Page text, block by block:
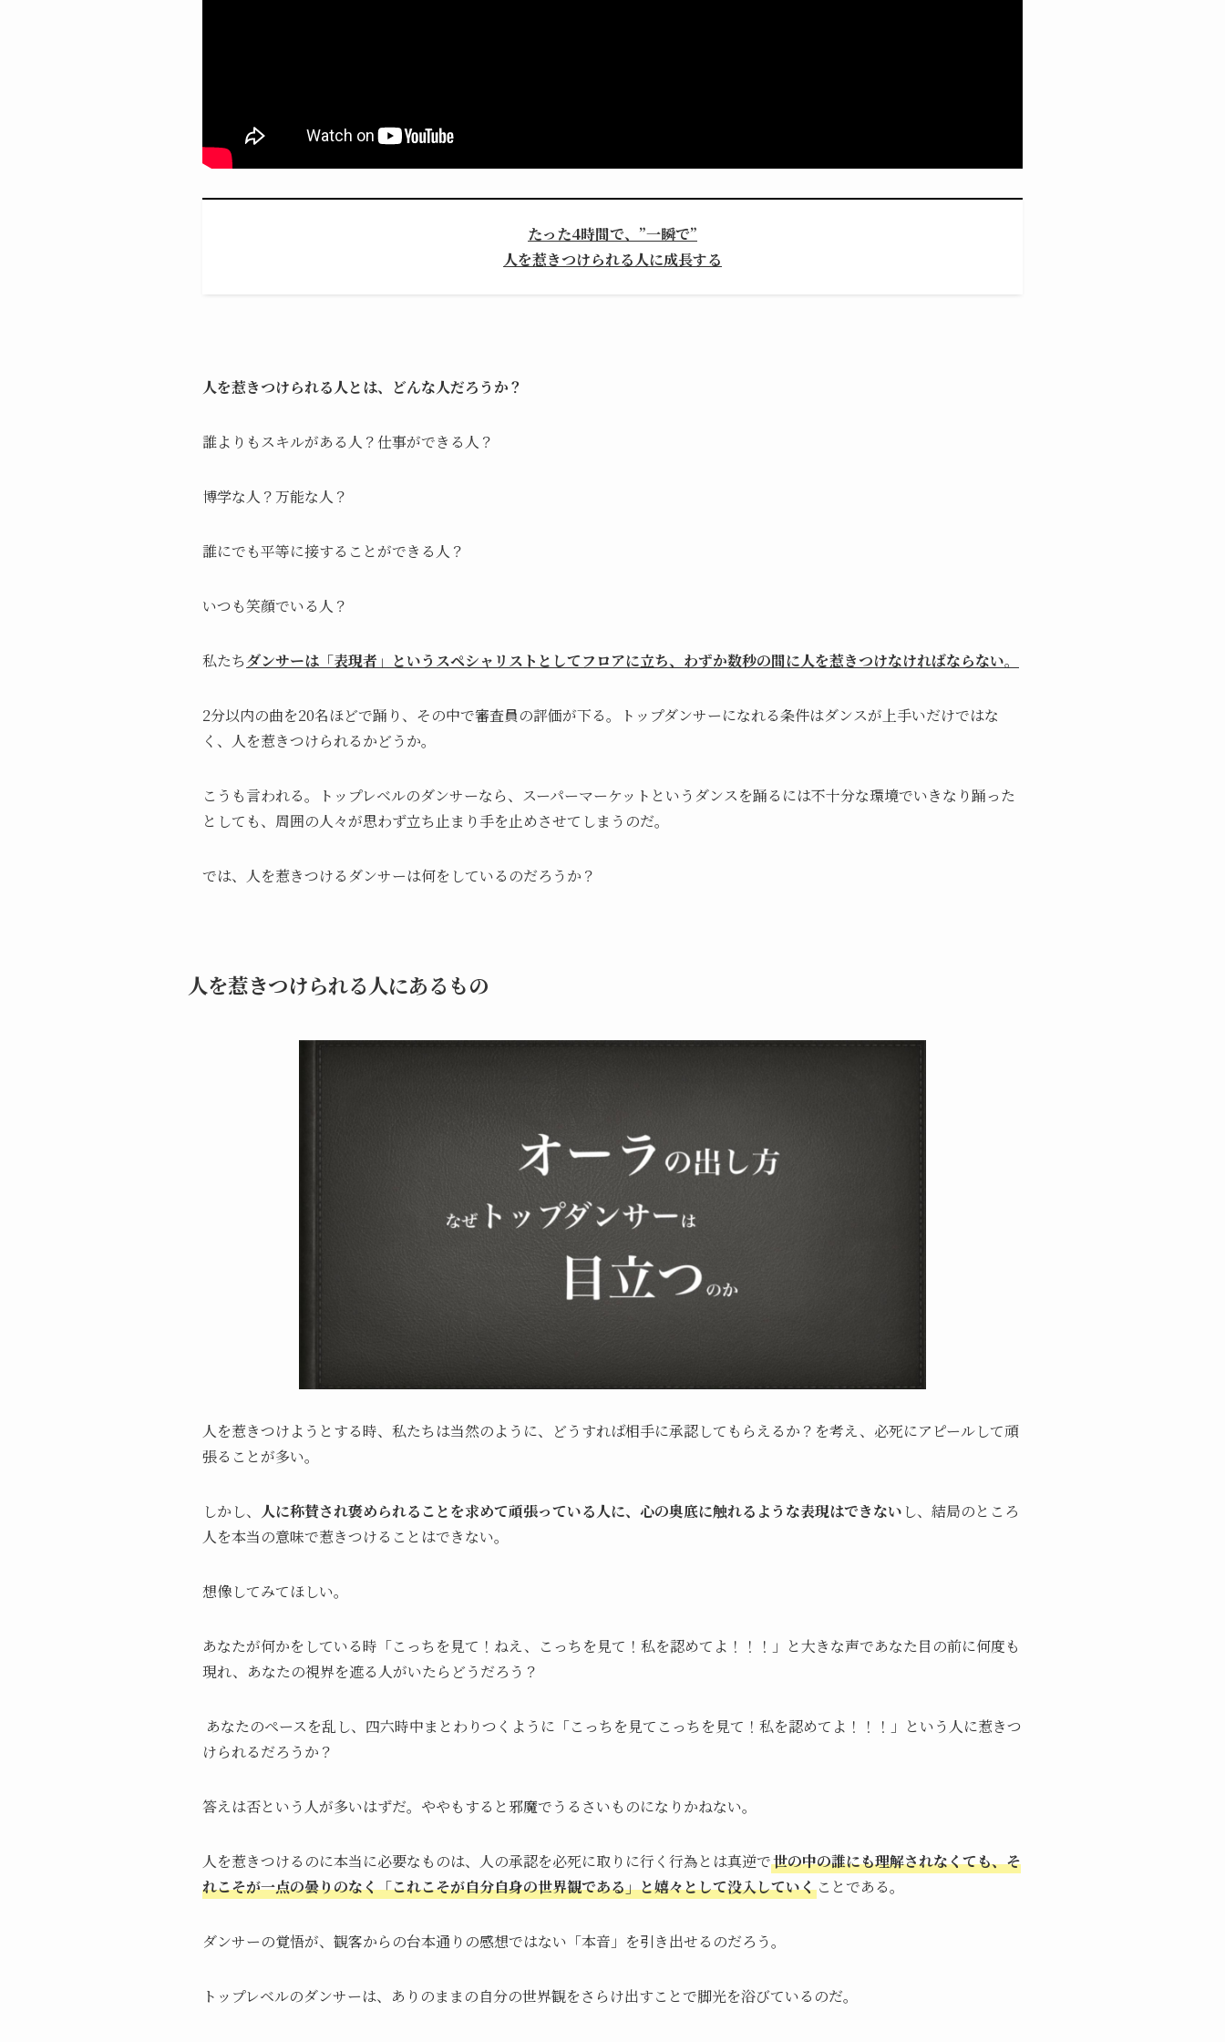
たった4時間で、”一瞬で”
人を惹きつけられる人に成長する
人を惹きつけられる人とは、どんな人だろうか？
誰よりもスキルがある人？仕事ができる人？
博学な人？万能な人？
誰にでも平等に接することができる人？
いつも笑顔でいる人？
私たちダンサーは「表現者」というスペシャリストとしてフロアに立ち、わずか数秒の間に人を惹きつけなければならない。
2分以内の曲を20名ほどで踊り、その中で審査員の評価が下る。トップダンサーになれる条件はダンスが上手いだけではな
く、人を惹きつけられるかどうか。
こうも言われる。トップレベルのダンサーなら、スーパーマーケットというダンスを踊るには不十分な環境でいきなり踊った
としても、周囲の人々が思わず立ち止まり手を止めさせてしまうのだ。
では、人を惹きつけるダンサーは何をしているのだろうか？
人を惹きつけられる人にあるもの
人を惹きつけようとする時、私たちは当然のように、どうすれば相手に承認してもらえるか？を考え、必死にアピールして頑
張ることが多い。
しかし、 人に称賛され褒められることを求めて頑張っている人に、心の奥底に触れるような表現はできない し、結局のところ
人を本当の意味で惹きつけることはできない。
想像してみてほしい。
あなたが何かをしている時「こっちを見て！ねえ、こっちを見て！私を認めてよ！！！」と大きな声であなた目の前に何度も
現れ、あなたの視界を遮る人がいたらどうだろう？
あなたのペースを乱し、四六時中まとわりつくように「こっちを見てこっちを見て！私を認めてよ！！！」という人に惹きつ
けられるだろうか？
答えは否という人が多いはずだ。ややもすると邪魔でうるさいものになりかねない。
人を惹きつけるのに本当に必要なものは、人の承認を必死に取りに行く行為とは真逆で世の中の誰にも理解されなくても、そ
れこそが一点の曇りのなく「これこそが自分自身の世界観である」と嬉々として没入していく ことである。
ダンサーの覚悟が、観客からの台本通りの感想ではない「本音」を引き出せるのだろう。
トップレベルのダンサーは、ありのままの自分の世界観をさらけ出すことで脚光を浴びているのだ。